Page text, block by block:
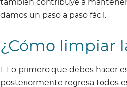
también contribuye a
damos un paso a paso fácil.
¿Cómo limpiar
1. Lo primero que debes hacer
posteriormente regresa todos